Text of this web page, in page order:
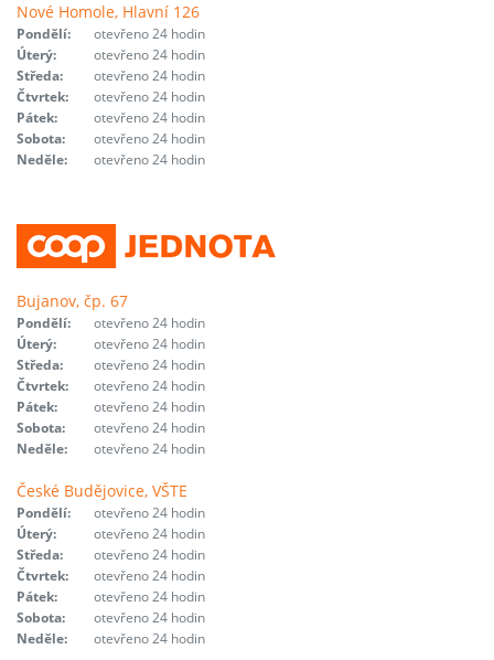
Nové Homole, Hlavní 126
Pondělí:
otevřeno 24 hodin
Úterý:
otevřeno 24 hodin
Středa:
otevřeno 24 hodin
Čtvrtek:
otevřeno 24 hodin
Pátek:
otevřeno 24 hodin
Sobota:
otevřeno 24 hodin
Neděle:
otevřeno 24 hodin
Bujanov, čp. 67
Pondělí:
otevřeno 24 hodin
Úterý:
otevřeno 24 hodin
Středa:
otevřeno 24 hodin
Čtvrtek:
otevřeno 24 hodin
Pátek:
otevřeno 24 hodin
Sobota:
otevřeno 24 hodin
Neděle:
otevřeno 24 hodin
České Budějovice, VŠTE
Pondělí:
otevřeno 24 hodin
Úterý:
otevřeno 24 hodin
Středa:
otevřeno 24 hodin
Čtvrtek:
otevřeno 24 hodin
Pátek:
otevřeno 24 hodin
Sobota:
otevřeno 24 hodin
Neděle:
otevřeno 24 hodin